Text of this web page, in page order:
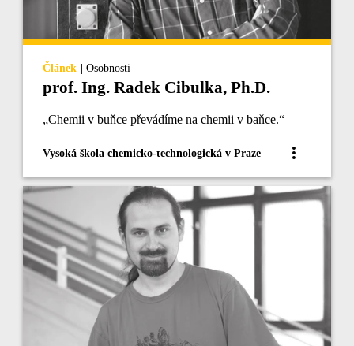
Článek | Osobnosti
prof. Ing. Radek Cibulka, Ph.D.
„Chemii v buňce převádíme na chemii v baňce.“
Vysoká škola chemicko-technologická v Praze